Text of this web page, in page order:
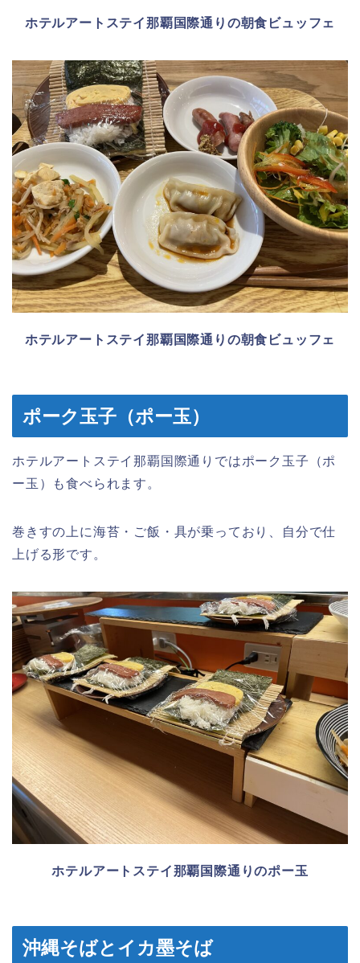
ホテルアートステイ那覇国際通りの朝食ビュッフェ
ホテルアートステイ那覇国際通りの朝食ビュッフェ
ポーク玉子（ポー玉）
ホテルアートステイ那覇国際通りではポーク玉子（ポ
ー玉）も食べられます。
巻きすの上に海苔・ご飯・具が乗っており、自分で仕
上げる形です。
ホテルアートステイ那覇国際通りのポー玉
沖縄そばとイカ墨そば